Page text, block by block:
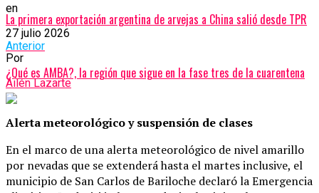
La primera exportación argentina de arvejas a China salió desde TPR
Anterior
¿Qué es AMBA?, la región que sigue en la fase tres de la cuarentena
en
27 julio 2026
Por
Ailén Lazarte
Alerta meteorológico y suspensión de clases
En el marco de una alerta meteorológico de nivel amarillo
por nevadas que se extenderá hasta el martes inclusive, el
municipio de San Carlos de Bariloche declaró la Emergencia